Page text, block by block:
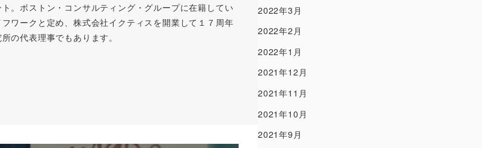
。ボストン・コンサルティング・グループに在籍してい
ワークと定め、株式会社イクティスを開業して１７周年
の代表理事でもあります。
2022年3月
2022年2月
2022年1月
2021年12月
2021年11月
2021年10月
2021年9月